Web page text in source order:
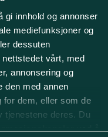
gi innhold og annonser
mediefunksjoner og
dessuten
vårt, med
annonsering og
den med annen
for dem, eller som de
tjenestene deres. Du
gjennomsiktig uten at
dem fint opp til kuler.